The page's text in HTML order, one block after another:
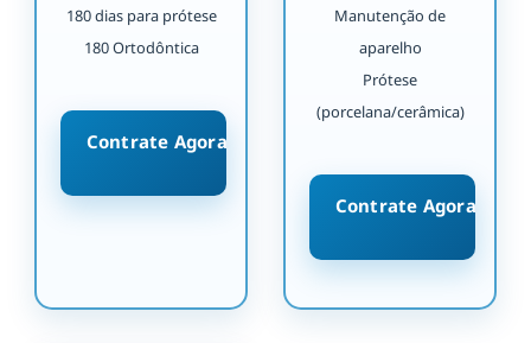
180 dias para prótese
180 Ortodôntica
Contrate Agora
Manutenção de
aparelho
Prótese
(porcelana/cerâmica)
Contrate Agora